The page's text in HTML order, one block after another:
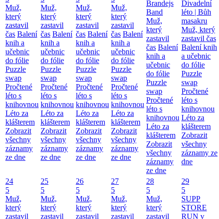
Muž,
který
zastavil
čas Balení
knih a
učebnic
do fólie
Puzzle
swap
Pročtené
léto s
knihovnou
Léto za
klášterem
Zobrazit
všechny
záznamy
ze dne
Muž,
který
zastavil
čas Balení
knih a
učebnic
do fólie
Puzzle
swap
Pročtené
léto s
knihovnou
Léto za
klášterem
Zobrazit
všechny
záznamy
ze dne
Muž,
který
zastavil
čas Balení
knih a
učebnic
do fólie
Puzzle
swap
Pročtené
léto s
knihovnou
Léto za
klášterem
Zobrazit
všechny
záznamy
ze dne
Muž,
který
zastavil
čas Balení
knih a
učebnic
do fólie
Puzzle
swap
Pročtené
léto s
knihovnou
Léto za
klášterem
Zobrazit
všechny
záznamy
ze dne
Brandejs
Band
Muž,
který
zastavil
čas Balení
knih a
učebnic
do fólie
Puzzle
swap
Pročtené
léto s
knihovnou
Léto za
klášterem
Zobrazit
všechny
záznamy
ze dne
Divadelní
léto | Bůh
masakru
Muž, který
zastavil čas
Balení knih
a učebnic
do fólie
Puzzle
swap
Pročtené
léto s
knihovnou
Léto za
klášterem
Zobrazit
všechny
záznamy ze
dne
24
5
Muž,
který
zastavil
25
5
Muž,
který
zastavil
26
5
Muž,
který
zastavil
27
5
Muž,
který
zastavil
28
5
Muž,
který
zastavil
29
5
SUPP
STORE
RUN v